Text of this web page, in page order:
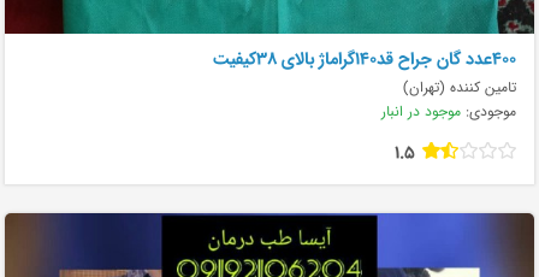
۴۰۰عدد گان جراح قد۱۴۰گراماژ بالای ۳۸کیفیت
تامین کننده (تهران)
موجودی: موجود در انبار
1.5